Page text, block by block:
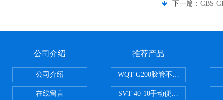
下一篇： GBS-
公司介绍
公司介绍
在线留言
推荐产品
WQT-G200胶管不锈钢管水压气
SVT-40-10手动便携式安全阀校验